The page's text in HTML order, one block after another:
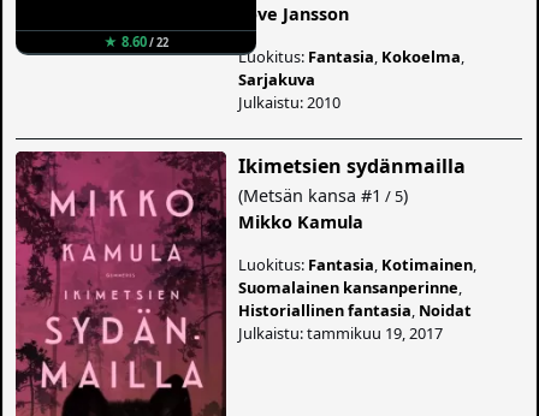
★ 8.60/ 22
Tove Jansson
Luokitus: Fantasia Kokoelma
Sarjakuva
Julkaistu: 2010
Ikimetsien sydänmailla
(Metsän kansa #1 / 5)
Mikko Kamula
Luokitus: Fantasia Kotimainen
Suomalainen kansanperinne
Historiallinen fantasia Noidat
Julkaistu: tammikuu 19, 2017